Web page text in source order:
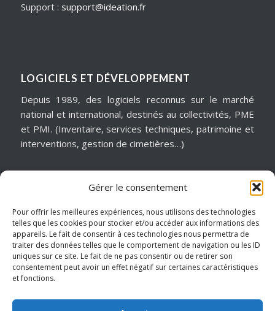
Gérer le consentement
Pour offrir les meilleures expériences, nous utilisons des technologies
telles que les cookies pour stocker et/ou accéder aux informations des
appareils. Le fait de consentir à ces technologies nous permettra de
traiter des données telles que le comportement de navigation ou les ID
uniques sur ce site. Le fait de ne pas consentir ou de retirer son
consentement peut avoir un effet négatif sur certaines caractéristiques
et fonctions.
Support : support@ideation.fr
LOGICIELS ET DÉVELOPPEMENT
Depuis 1989, des logiciels reconnus sur le marché
national et international, destinés au collectivités, PME
et PMI. (Inventaire, services techniques, patrimoine et
interventions, gestion de cimetières…)
MATÉRIELS & ASSISTANCE
Installation, dépannage, assistance informatique,
sécurité informatique, infogérance, virtualisation, cloud
services, internet… Pour garantir notre réactivité, nous
intervenons sur un périmètre géographique de
proximité.